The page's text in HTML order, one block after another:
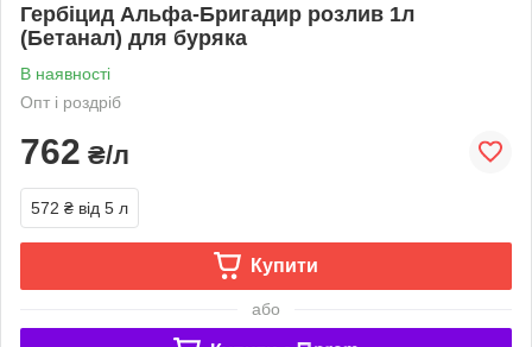
Гербіцид Альфа-Бригадир розлив 1л
(Бетанал) для буряка
В наявності
Опт і роздріб
762 ₴/л
572 ₴ від 5 л
Купити
або